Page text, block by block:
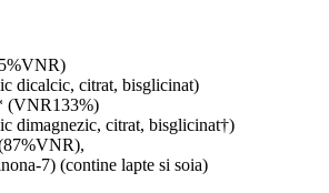
dicalcic, citrat, bisglicinat)
(VNR133%)
dimagnezic, citrat, bisglicinat†)
7) (contine lapte si soia)